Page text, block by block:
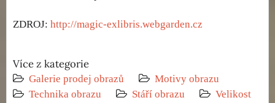
ZDROJ: http://magic-exlibris.webgarden.cz
Více z kategorie
Galerie prodej obrazů
Motivy obrazu
Technika obrazu
Stáří obrazu
Velikost